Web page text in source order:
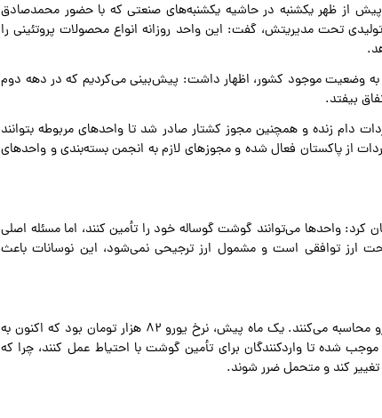
پیش از ظهر یکشنبه در حاشیه یکشنبه‌های صنعتی که با حضور محمدصادق
تحت مدیریتش، گفت: این واحد روزانه انواع محصولات پروتئینی را
به وضعیت موجود کشور، اظهار داشت: پیش‌بینی می‌کردیم که در دهه دوم
بیفتد.
دام زنده و همچنین مجوز کشتار صادر شد تا واحدهای مربوطه بتوانند
از پاکستان فعال شده و مجوزهای لازم به انجمن بسته‌بندی و واحدهای
کرد: واحدها می‌توانند گوشت گوساله خود را تأمین کنند، اما مسئله اصلی
ارز توافقی است و مشمول ارز ترجیحی نمی‌شود، این نوسانات باعث
وی به عنوان نمونه گفت: واردکنندگان بر مبنای یورو محاسبه می‌کنند. یک ماه پیش، نرخ یورو ۸۲ هزار تومان بود که اکنون به
موجب شده تا واردکنندگان برای تأمین گوشت با احتیاط عمل کنند، چرا که
تغییر کند و متحمل ضرر شوند.